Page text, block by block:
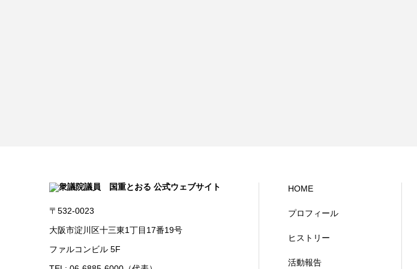
〒532-0023
大阪市淀川区十三東1丁目17番19号
ファルコンビル 5F
HOME
プロフィール
ヒストリー
活動報告